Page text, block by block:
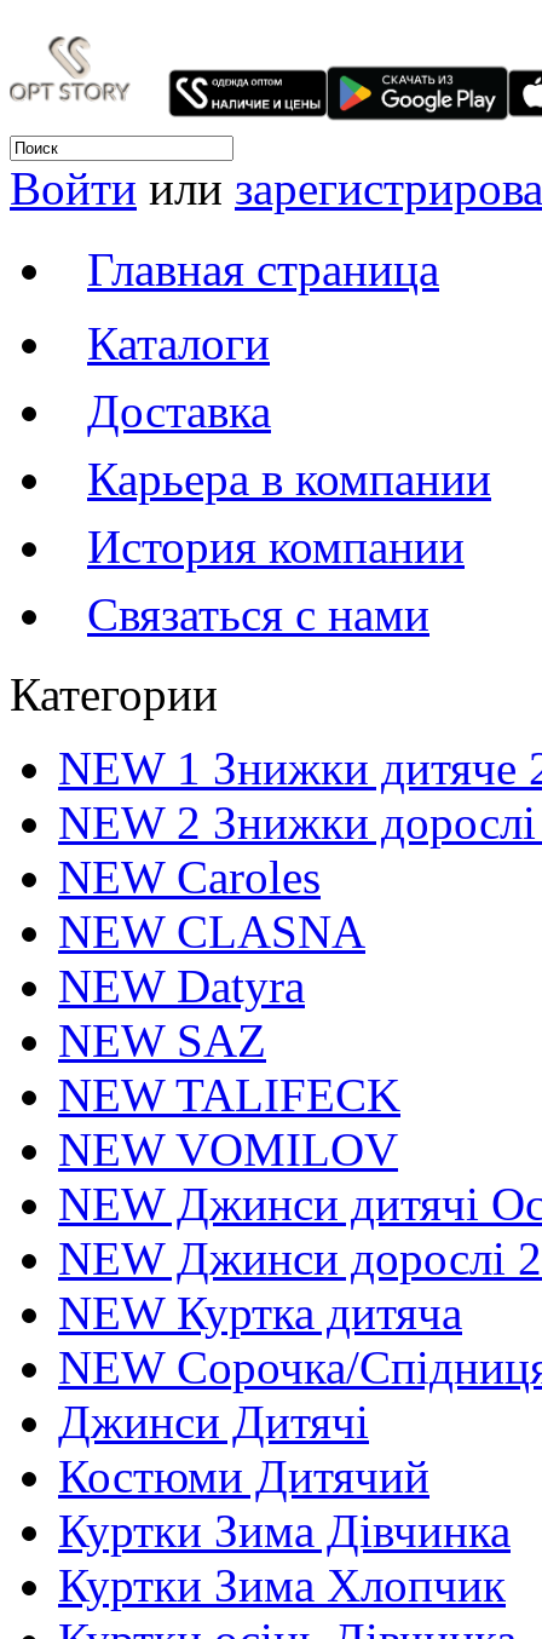
Войти или
Главная страница
Каталоги
Доставка
Карьера в компании
История компании
Связаться с нами
Категории
NEW 1 Знижки дитяче
NEW 2 Знижки
NEW Caroles
NEW CLASNA
NEW Datyra
NEW SAZ
NEW TALIFECK
NEW VOMILOV
NEW Джинси дитячі
NEW Джинси дорослі
NEW Куртка дитяча
NEW Сорочка/
Джинси Дитячі
Костюми Дитячий
Куртки Зима Дівчинка
Куртки Зима Хлопчик